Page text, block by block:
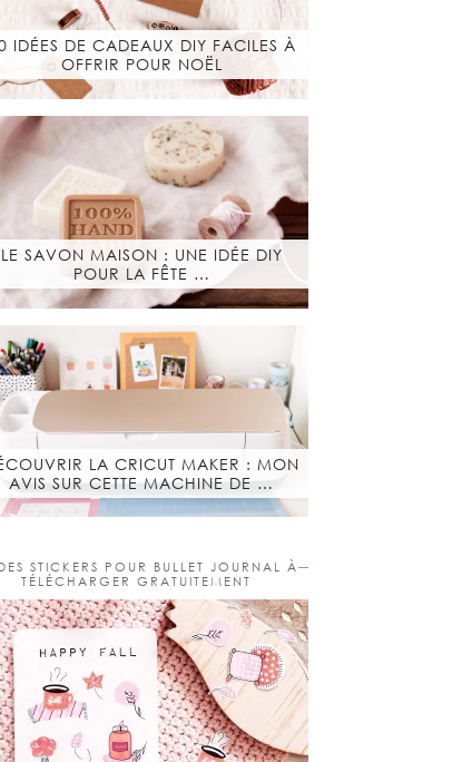
IDÉES DE CADEAUX DIY FACILES À
OFFRIR POUR NOËL
LE SAVON MAISON : UNE IDÉE DIY
POUR LA FÊTE …
LA CRICUT MAKER : MON
AVIS SUR CETTE MACHINE DE …
STICKERS POUR BULLET JOURNAL À
TÉLÉCHARGER GRATUITEMENT